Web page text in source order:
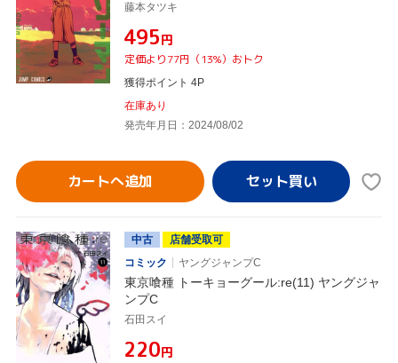
藤本タツキ
¥495円
定価より77円（13%）おトク
獲得ポイント 4P
在庫あり
発売年月日：2024/08/02
カートへ追加
中古
店舗受取可
コミック
ヤングジャンプC
東京喰種 トーキョーグール:re(11) ヤングジャ
ンプC
石田スイ
¥220円